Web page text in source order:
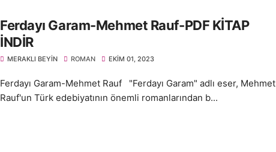
Ferdayı Garam-Mehmet Rauf-PDF KİTAP
İNDİR
MERAKLI BEYIN ROMAN EKIM 01, 2023
Ferdayı Garam-Mehmet Rauf "Ferdayı Garam" adlı eser, Mehmet
Rauf'un Türk edebiyatının önemli romanlarından b...